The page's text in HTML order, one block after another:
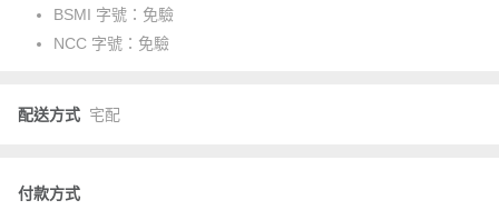
BSMI 字號： 免驗
NCC 字號： 免驗
配送方式 宅配
付款方式